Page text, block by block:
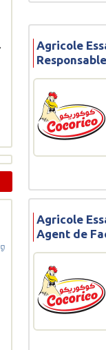
Agricole
Agricole
Agent de